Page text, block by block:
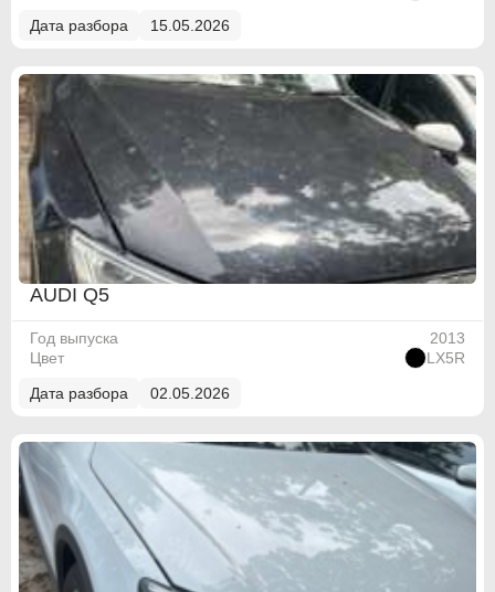
Дата разбора
15.05.2026
AUDI Q5
Год выпуска
2013
Цвет
LX5R
Дата разбора
02.05.2026
BMW Motorrad
Buick
Cadillac
BMW Motorrad
Buick
Cadillac